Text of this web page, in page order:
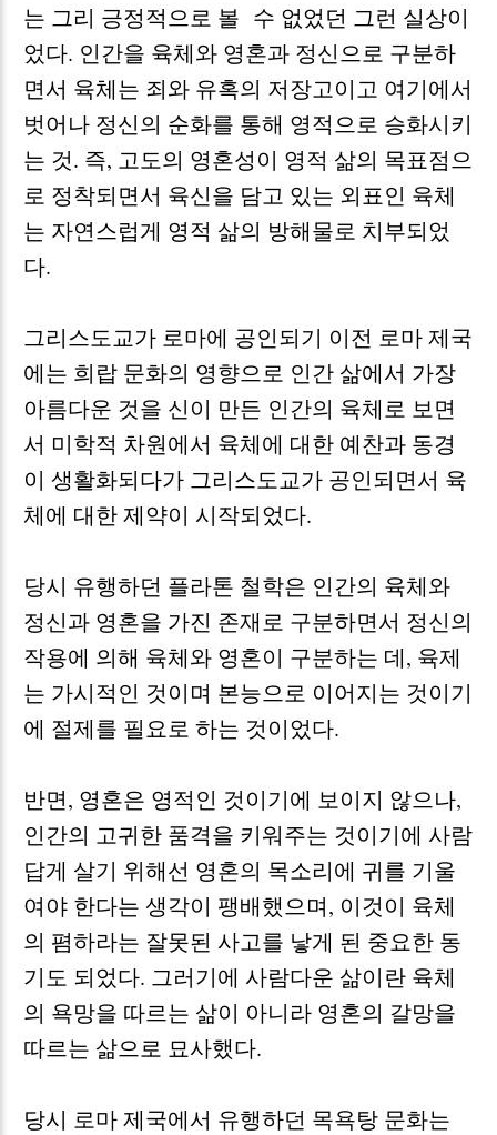
는 그리 긍정적으로 볼 수 없었던 그런 실상이
었다. 인간을 육체와 영혼과 정신으로 구분하
면서 육체는 죄와 유혹의 저장고이고 여기에서
벗어나 정신의 순화를 통해 영적으로 승화시키
는 것. 즉, 고도의 영혼성이 영적 삶의 목표점으
로 정착되면서 육신을 담고 있는 외표인 육체
는 자연스럽게 영적 삶의 방해물로 치부되었
다.
그리스도교가 로마에 공인되기 이전 로마 제국
에는 희랍 문화의 영향으로 인간 삶에서 가장
아름다운 것을 신이 만든 인간의 육체로 보면
서 미학적 차원에서 육체에 대한 예찬과 동경
이 생활화되다가 그리스도교가 공인되면서 육
체에 대한 제약이 시작되었다.
당시 유행하던 플라톤 철학은 인간의 육체와
정신과 영혼을 가진 존재로 구분하면서 정신의
작용에 의해 육체와 영혼이 구분하는 데, 육제
는 가시적인 것이며 본능으로 이어지는 것이기
에 절제를 필요로 하는 것이었다.
반면, 영혼은 영적인 것이기에 보이지 않으나,
인간의 고귀한 품격을 키워주는 것이기에 사람
답게 살기 위해선 영혼의 목소리에 귀를 기울
여야 한다는 생각이 팽배했으며, 이것이 육체
의 폄하라는 잘못된 사고를 낳게 된 중요한 동
기도 되었다. 그러기에 사람다운 삶이란 육체
의 욕망을 따르는 삶이 아니라 영혼의 갈망을
따르는 삶으로 묘사했다.
당시 로마 제국에서 유행하던 목욕탕 문화는